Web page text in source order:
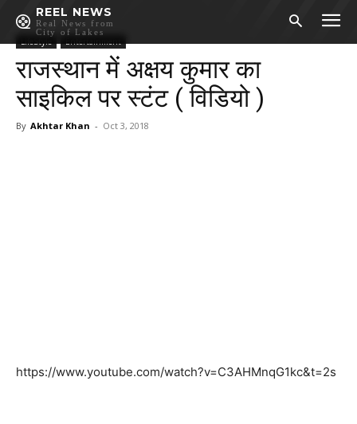
REEL NEWS
Real News from
City of Lakes
LifeStyle Entertainment
राजस्थान में अक्षय कुमार का
साइकिल पर स्टंट ( विडियो )
By Akhtar Khan - Oct 3, 2018
https://www.youtube.com/watch?v=C3AHMnqG1kc&t=2s